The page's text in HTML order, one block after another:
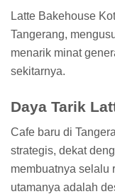
Latte Bakehouse
Tangerang,
menarik minat
sekitarnya.
Daya Tarik
Cafe baru di
strategis, dekat
membuatnya selalu
utamanya adalah